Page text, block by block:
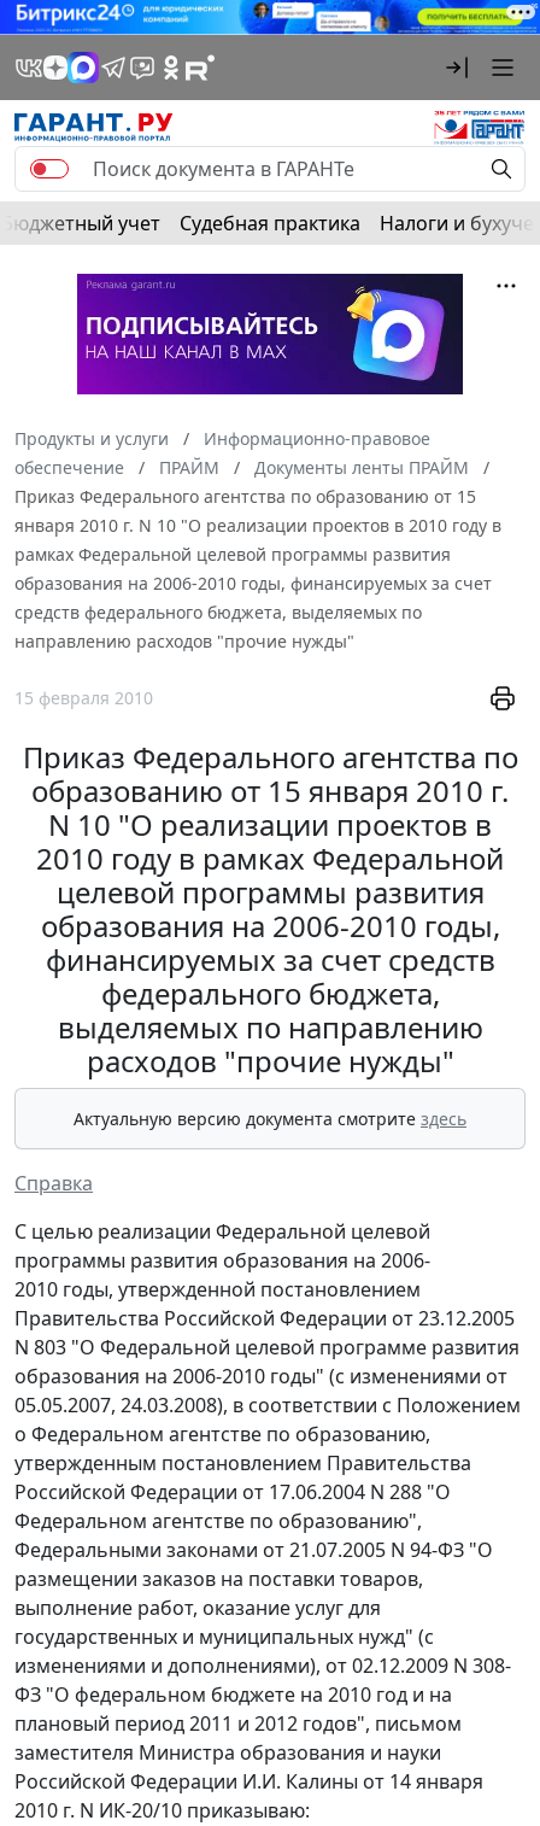
Бюджетный учет Судебная практика Налоги и
Продукты и услуги
Информационно-правовое
обеспечение
ПРАЙМ
Документы ленты ПРАЙМ
Приказ Федерального агентства по образованию от 15
января 2010 г. N 10 "О реализации проектов в 2010 году в
рамках Федеральной целевой программы развития
образования на 2006-2010 годы, финансируемых за счет
средств федерального бюджета, выделяемых по
направлению расходов "прочие нужды"
15 февраля 2010
Приказ Федерального агентства по
образованию от 15 января 2010 г.
N 10 "О реализации проектов в
2010 году в рамках Федеральной
целевой программы развития
образования на 2006-2010 годы,
финансируемых за счет средств
федерального бюджета,
выделяемых по направлению
расходов "прочие нужды"
Актуальную версию документа смотрите здесь
Справка
С целью реализации Федеральной целевой
программы развития образования на 2006-
2010 годы, утвержденной постановлением
Правительства Российской Федерации от 23.12.2005
N 803 "О Федеральной целевой программе развития
образования на 2006-2010 годы" (с изменениями от
05.05.2007, 24.03.2008), в соответствии с Положением
о Федеральном агентстве по образованию,
утвержденным постановлением Правительства
Российской Федерации от 17.06.2004 N 288 "О
Федеральном агентстве по образованию",
Федеральными законами от 21.07.2005 N 94-ФЗ "О
размещении заказов на поставки товаров,
выполнение работ, оказание услуг для
государственных и муниципальных нужд" (с
изменениями и дополнениями), от 02.12.2009 N 308-
ФЗ "О федеральном бюджете на 2010 год и на
плановый период 2011 и 2012 годов", письмом
заместителя Министра образования и науки
Российской Федерации И.И. Калины от 14 января
2010 г. N ИК-20/10 приказываю: